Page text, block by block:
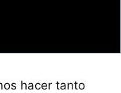
hacer tanto